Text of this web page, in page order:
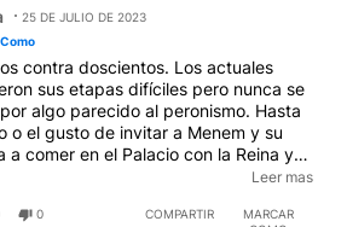
25 DE JULIO DE 2023
contra doscientos. Los actuales
sus etapas difíciles pero nunca se
algo parecido al peronismo. Hasta
o el gusto de invitar a Menem y su
a comer en el Palacio con la Reina y
en 1998, y hacer recibir al
de entonces y los de hoy ni se
Leer mas
0 COMPARTIR
MARCAR